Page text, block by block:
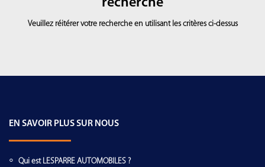
recherche
Veuillez réitérer votre recherche en utilisant les critères ci-dessus
EN SAVOIR PLUS SUR NOUS
Qui est LESPARRE AUTOMOBILES ?